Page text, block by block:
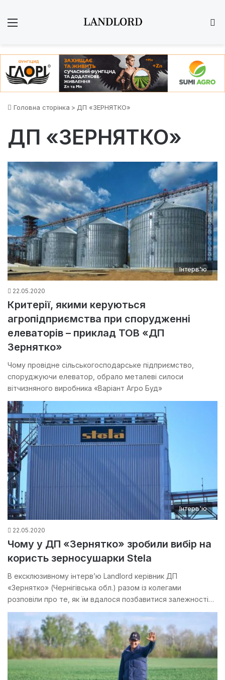
Головна сторінка > ДП «ЗЕРНЯТКО»
ДП «ЗЕРНЯТКО»
Інтерв'ю
22.05.2020
Критерії, якими керуються
агропідприємства при спорудженні
елеваторів – приклад ТОВ «ДП
Зернятко»
Чому провідне сільськогосподарське підприємство,
споруджуючи елеватор, обрало металеві силоси
вітчизняного виробника «Варіант Агро Буд»
Інтерв'ю
22.05.2020
Чому у ДП «Зернятко» зробили вибір на
користь зерносушарки Stela
В ексклюзивному інтерв’ю Landlord керівник ДП
«Зернятко» (Чернігівська обл.) разом із колегами
розповіли про те, як їм вдалося позбавитися залежності…